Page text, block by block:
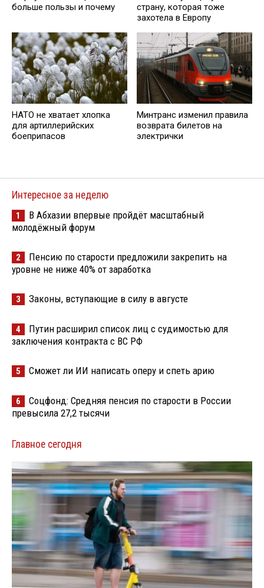
больше пользы и почему
страну, которая тоже
захотела в Европу
НАТО не хватает хлопка
для артиллерийских
боеприпасов
Минтранс изменил правила
возврата билетов на
электрички
Интересное за неделю
1
В Абхазии впервые пройдёт масштабный
молодёжный форум
2
Пенсию по старости предложили закрепить на
уровне не ниже 40% от заработка
3 Законы, вступающие в силу в августе
4
Путин расширил список лиц с судимостью для
заключения контракта с ВС РФ
5 Сможет ли ИИ написать оперу и спеть арию
6
Соцфонд: Средняя пенсия по старости в России
превысила 27,2 тысячи
Главное сегодня